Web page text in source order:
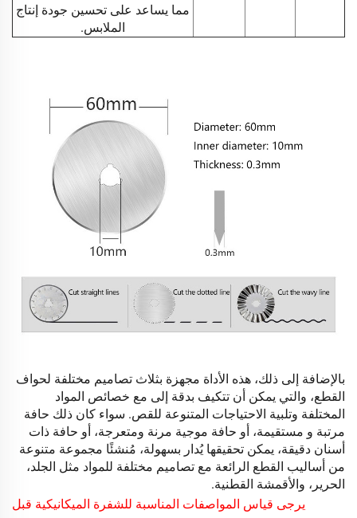
مما يساعد على تحسين جودة إنتاج
الملابس.
بالإضافة إلى ذلك، هذه الأداة مجهزة بثلاث تصاميم مختلفة لحواف
القطع، والتي يمكن أن تتكيف بدقة إلى مع خصائص المواد
المختلفة وتلبية الاحتياجات المتنوعة للقص. سواء كان ذلك حافة
مرتبة و مستقيمة، أو حافة موجية مرنة ومتعرجة، أو حافة ذات
أسنان دقيقة، يمكن تحقيقهايُدار بسهولة، مُنشئًا مجموعة متنوعة
من أساليب القطع الرائعة مع تصاميم مختلفة للمواد مثل الجلد،
الحرير، والأقمشة القطنية.
يرجى قياس المواصفات المناسبة للشفرة الميكانيكية قبل